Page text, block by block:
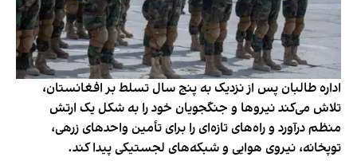
اداره طالبان پس از نزدیک به پنج سال تسلط بر افغانستان،
تلاش می‌کند نیروها و جنگجویان خود را به شکل یک ارتش
منظم درآورد و راه‌های تازه‌ای را برای تأمین واحدهای زرهی،
توپخانه، نیروی هوایی و شبکه‌های لجستیکی پیدا کند.